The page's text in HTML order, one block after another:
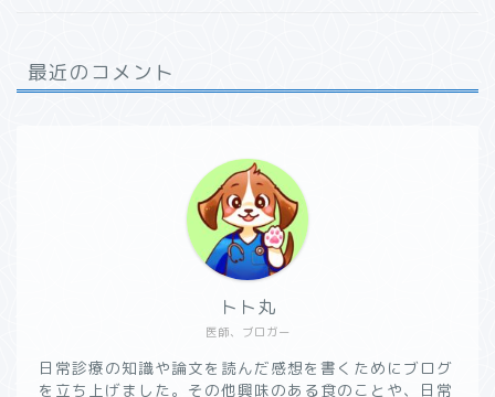
最近のコメント
医師、ブロガー
トト丸
日常診療の知識や論文を読んだ感想を書くためにブログ
を立ち上げました。その他興味のある食のことや、日常